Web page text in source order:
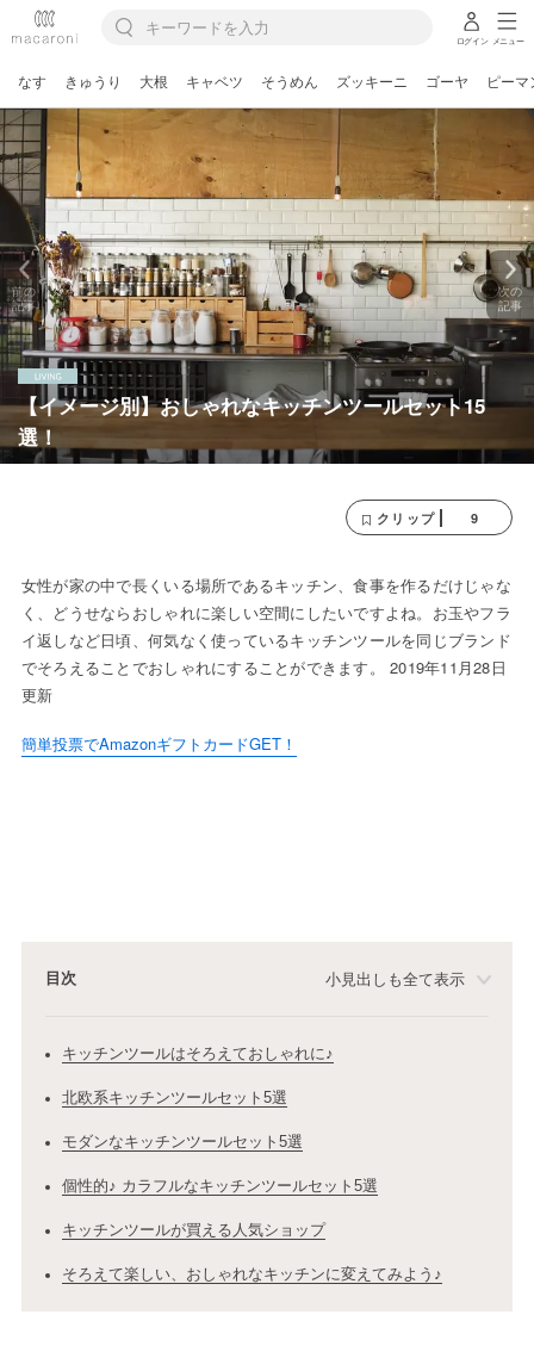
ログイン メニュー
なす きゅうり 大根 キャベツ そうめん ズッキーニ ゴーヤ ピーマ
【イメージ別】おしゃれなキッチンツールセット15
選！
前の
記事
次の
記事
クリップ 9
女性が家の中で長くいる場所であるキッチン、食事を作るだけじゃな
く、どうせならおしゃれに楽しい空間にしたいですよね。お玉やフラ
イ返しなど日頃、何気なく使っているキッチンツールを同じブランド
でそろえることでおしゃれにすることができます。 2019年11月28日
更新
簡単投票でAmazonギフトカードGET！
目次 小見出しも全て表示
キッチンツールはそろえておしゃれに♪
北欧系キッチンツールセット5選
モダンなキッチンツールセット5選
個性的♪ カラフルなキッチンツールセット5選
キッチンツールが買える人気ショップ
そろえて楽しい、おしゃれなキッチンに変えてみよう♪